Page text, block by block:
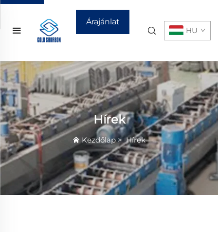
Árajánlat
HU
Hírek
Kezdőlap>Hírek